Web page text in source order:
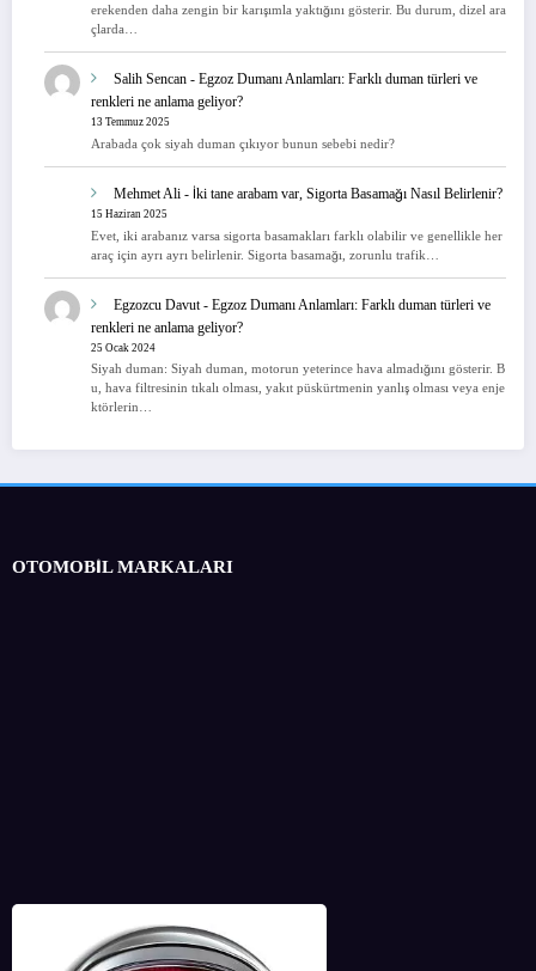
erekenden daha zengin bir karışımla yaktığını gösterir. Bu durum, dizel ara
çlarda…
Salih Sencan - Egzoz Dumanı Anlamları: Farklı duman türleri ve
renkleri ne anlama geliyor?
13 Temmuz 2025
Arabada çok siyah duman çıkıyor bunun sebebi nedir?
Mehmet Ali - İki tane arabam var, Sigorta Basamağı Nasıl Belirlenir?
15 Haziran 2025
Evet, iki arabanız varsa sigorta basamakları farklı olabilir ve genellikle her
araç için ayrı ayrı belirlenir. Sigorta basamağı, zorunlu trafik…
Egzozcu Davut - Egzoz Dumanı Anlamları: Farklı duman türleri ve
renkleri ne anlama geliyor?
25 Ocak 2024
Siyah duman: Siyah duman, motorun yeterince hava almadığını gösterir. B
u, hava filtresinin tıkalı olması, yakıt püskürtmenin yanlış olması veya enje
ktörlerin…
OTOMOBİL MARKALARI